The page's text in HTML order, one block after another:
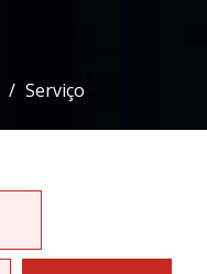
/ Serviço